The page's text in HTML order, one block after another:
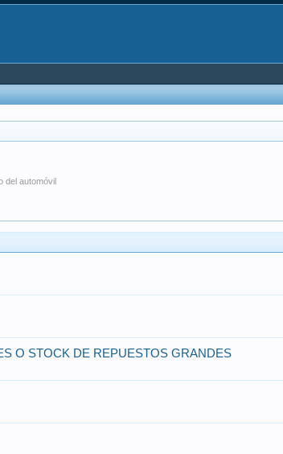
del automóvil
O STOCK DE REPUESTOS GRANDES